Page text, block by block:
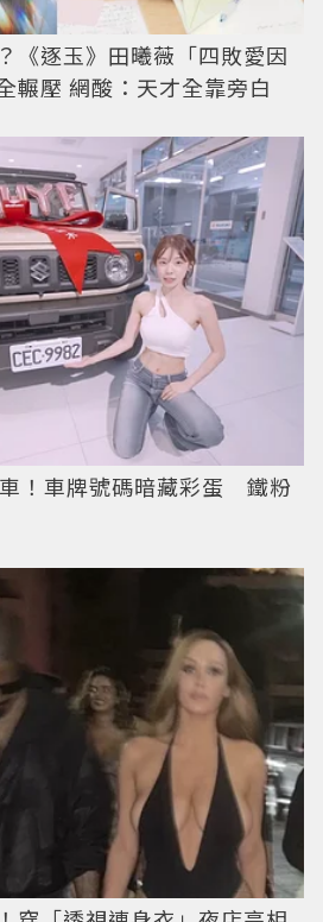
《逐玉》田曦薇「四敗愛因
輾壓 網酸：天才全靠旁白
！車牌號碼暗藏彩蛋 鐵粉